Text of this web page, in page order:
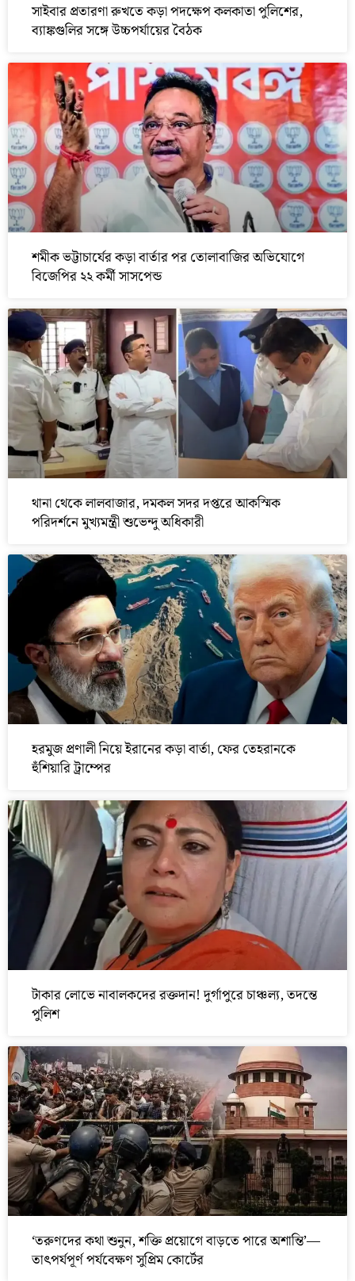
সাইবার প্রতারণা রুখতে কড়া পদক্ষেপ কলকাতা পুলিশের,
ব্যাঙ্কগুলির সঙ্গে উচ্চপর্যায়ের বৈঠক
শমীক ভট্টাচার্যের কড়া বার্তার পর তোলাবাজির অভিযোগে
বিজেপির ২২ কর্মী সাসপেন্ড
থানা থেকে লালবাজার, দমকল সদর দপ্তরে আকস্মিক
পরিদর্শনে মুখ্যমন্ত্রী শুভেন্দু অধিকারী
হরমুজ প্রণালী নিয়ে ইরানের কড়া বার্তা, ফের তেহরানকে
হুঁশিয়ারি ট্রাম্পের
টাকার লোভে নাবালকদের রক্তদান! দুর্গাপুরে চাঞ্চল্য, তদন্তে
পুলিশ
‘তরুণদের কথা শুনুন, শক্তি প্রয়োগে বাড়তে পারে অশান্তি’—
তাৎপর্যপূর্ণ পর্যবেক্ষণ সুপ্রিম কোর্টের